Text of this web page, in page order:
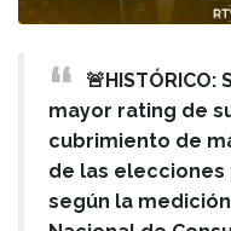
mayor rating de
cubrimiento de
de las elecciones
según la